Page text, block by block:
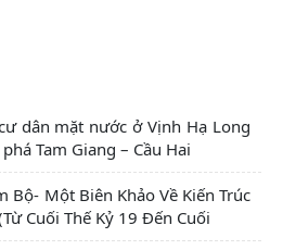
dân mặt nước ở Vịnh Hạ Long
Tam Giang – Cầu Hai
Bộ- Một Biên Khảo Về Kiến Trúc
Cuối Thế Kỷ 19 Đến Cuối